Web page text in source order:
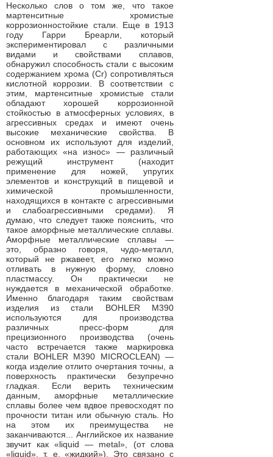
Несколько слов о том же, что такое
мартенситные хромистые
коррозионностойкие стали. Еще в 1913
году Гарри Бреарли, который
экспериментировал с различными
видами и свойствами сплавов,
обнаружил способность стали с высоким
содержанием хрома (Сr) сопротивляться
кислотной коррозии. В соответствии с
этим, мартенситные хромистые стали
обладают хорошей коррозионной
стойкостью в атмосферных условиях, в
агрессивных средах и имеют очень
высокие механические свойства. В
основном их используют для изделий,
работающих «на износ» — различный
режущий инструмент (находит
применение для ножей, упругих
элементов и конструкций в пищевой и
химической промышленности,
находящихся в контакте с агрессивными
и слабоагрессивными средами). Я
думаю, что следует также пояснить, что
такое аморфные металлические сплавы.
Аморфные металлические сплавы —
это, образно говоря, чудо-металл,
который не ржавеет, его легко можно
отливать в нужную форму, словно
пластмассу. Он практически не
нуждается в механической обработке.
Именно благодаря таким свойствам
изделия из стали BOHLER M390
используются для производства
различных пресс-форм для
прецизионного производства (очень
часто встречается также маркировка
стали BOHLER M390 MICROCLEAN) —
когда изделие отлито очертания точны, а
поверхность практически безупречно
гладкая. Если верить техническим
данным, аморфные металлические
сплавы более чем вдвое превосходят по
прочности титан или обычную сталь. Но
на этом их преимущества не
заканчиваются... Английское их название
звучит как «liquid — metal», (от слова
«liquid», т. е. «жидкий»). Это связано с